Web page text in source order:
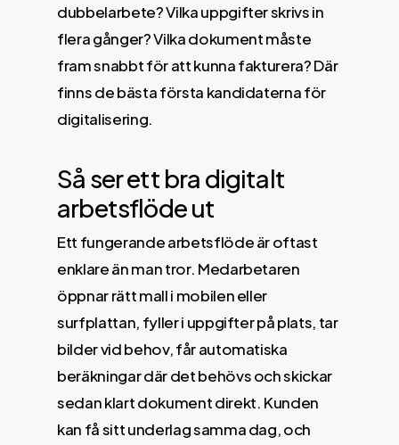
dubbelarbete? Vilka uppgifter skrivs in
flera gånger? Vilka dokument måste
fram snabbt för att kunna fakturera? Där
finns de bästa första kandidaterna för
digitalisering.
Så ser ett bra digitalt
arbetsflöde ut
Ett fungerande arbetsflöde är oftast
enklare än man tror. Medarbetaren
öppnar rätt mall i mobilen eller
surfplattan, fyller i uppgifter på plats, tar
bilder vid behov, får automatiska
beräkningar där det behövs och skickar
sedan klart dokument direkt. Kunden
kan få sitt underlag samma dag, och